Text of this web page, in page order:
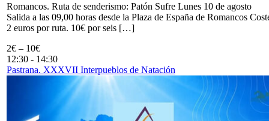
Romancos. Ruta de senderismo: Patón Sufre Lunes 10 de agosto
Salida a las 09,00 horas desde la Plaza de España de Romancos
2 euros por ruta. 10€ por seis […]
2€ – 10€
12:30 - 14:30
Pastrana. XXXVII Interpueblos de Natación